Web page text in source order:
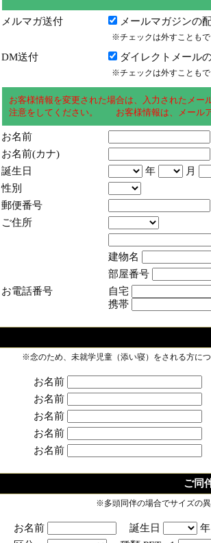
メルマガ送付 メールマガジンの
※チェックは外すことも
DM送付 ダイレクトメール
※チェックは外すことも
お客様情報を変更された場合は、入力されたメ
注意をしてください。 お客様情報は、メール
お名前
お名前(カナ)
誕生日
年
月
性別
郵便番号
ご住所
建物名
部屋番号
お電話番号
自宅
携帯
※念のため、未就学児童（添い寝）をされる方に
お名前
お名前
お名前
お名前
お名前
ご同
※多頭同伴の場合でサイズの
お名前 誕生日